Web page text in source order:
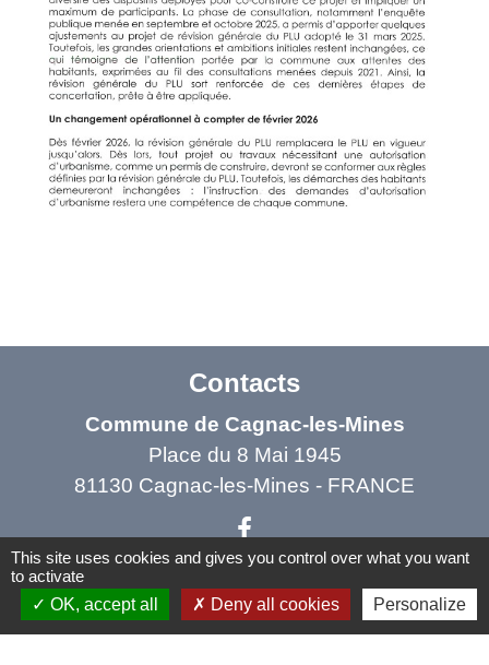
Contacts
Commune de Cagnac-les-Mines
Place du 8 Mai 1945
81130 Cagnac-les-Mines - FRANCE
Liens
This site uses cookies and gives you control over what you want
to activate
OK, accept all
Deny all cookies Personalize